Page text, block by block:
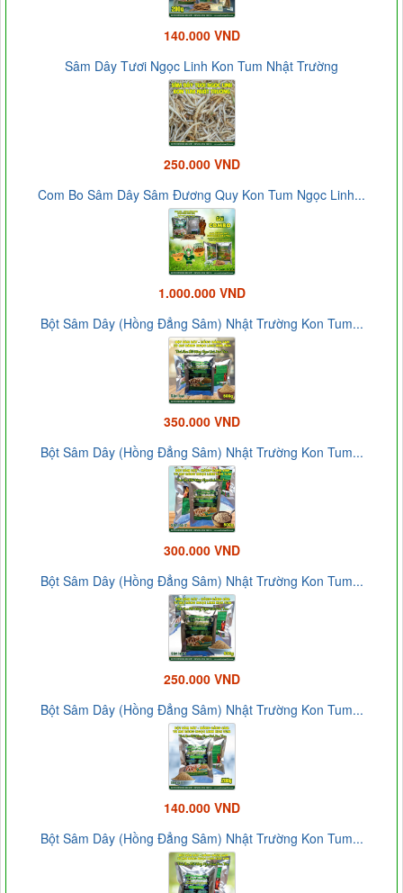
140.000 VND
Sâm Dây Tươi Ngọc Linh Kon Tum Nhật Trường
250.000 VND
Com Bo Sâm Dây Sâm Đương Quy Kon Tum Ngọc Linh...
1.000.000 VND
Bột Sâm Dây (Hồng Đẳng Sâm) Nhật Trường Kon Tum...
350.000 VND
Bột Sâm Dây (Hồng Đẳng Sâm) Nhật Trường Kon Tum...
300.000 VND
Bột Sâm Dây (Hồng Đẳng Sâm) Nhật Trường Kon Tum...
250.000 VND
Bột Sâm Dây (Hồng Đẳng Sâm) Nhật Trường Kon Tum...
140.000 VND
Bột Sâm Dây (Hồng Đẳng Sâm) Nhật Trường Kon Tum...